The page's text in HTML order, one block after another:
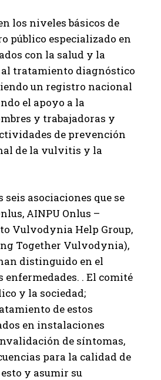
los niveles básicos de
público especializado en
con la salud y la
tratamiento diagnóstico
un registro nacional
el apoyo a la
y trabajadoras y
de prevención
de la vulvitis y la
asociaciones que se
AINPU Onlus –
Vulvodynia Help Group,
Together Vulvodynia),
distinguido en el
. El comité
y la sociedad;
de estos
en instalaciones
de síntomas,
para la calidad de
y asumir su